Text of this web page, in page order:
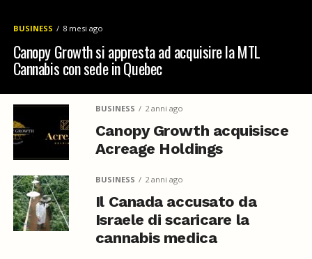
BUSINESS 8 mesi ago
Canopy Growth si appresta ad acquisire la MTL
Cannabis con sede in Quebec
BUSINESS 2 anni ago
Canopy Growth acquisisce
Acreage Holdings
BUSINESS 2 anni ago
Il Canada accusato da
Israele di scaricare la
cannabis medica